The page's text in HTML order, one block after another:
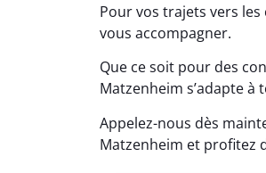
Pour vos trajets vers
vous accompagner.
Que ce soit pour des
Matzenheim s’adapte à
Appelez-nous dès
Matzenheim et profitez